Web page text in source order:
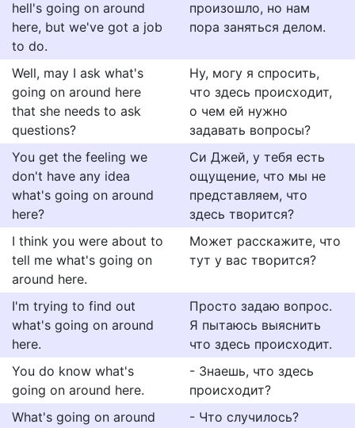
hell's going on around
here, but we've got a job
to do.
произошло, но нам
пора заняться делом.
Well, may I ask what's
going on around here
that she needs to ask
questions?
Ну, могу я спросить,
что здесь происходит,
о чем ей нужно
задавать вопросы?
You get the feeling we
don't have any idea
what's going on around
here?
Си Джей, у тебя есть
ощущение, что мы не
представляем, что
здесь творится?
I think you were about to
tell me what's going on
around here.
Может расскажите, что
тут у вас творится?
I'm trying to find out
what's going on around
here.
Просто задаю вопрос.
Я пытаюсь выяснить
что здесь происходит.
You do know what's
going on around here.
- Знаешь, что здесь
происходит?
What's going on around
- Что случилось?